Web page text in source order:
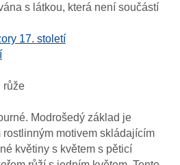
s látkou, která není součástí
17. století
růže
Modrošedý základ je
motivem skládajícím
květiny s květem s pěticí